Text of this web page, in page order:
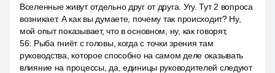
Вселенные живут отдельно друг от друга. Угу. Тут 2 вопроса
возникает. А как вы думаете, почему так происходит? Ну,
мой опыт показывает, что в основном, ну, как говорят,
56: Рыба гниёт с головы, когда с точки зрения там
руководства, которое способно на самом деле оказывать
влияние на процессы, да, единицы руководителей следуют